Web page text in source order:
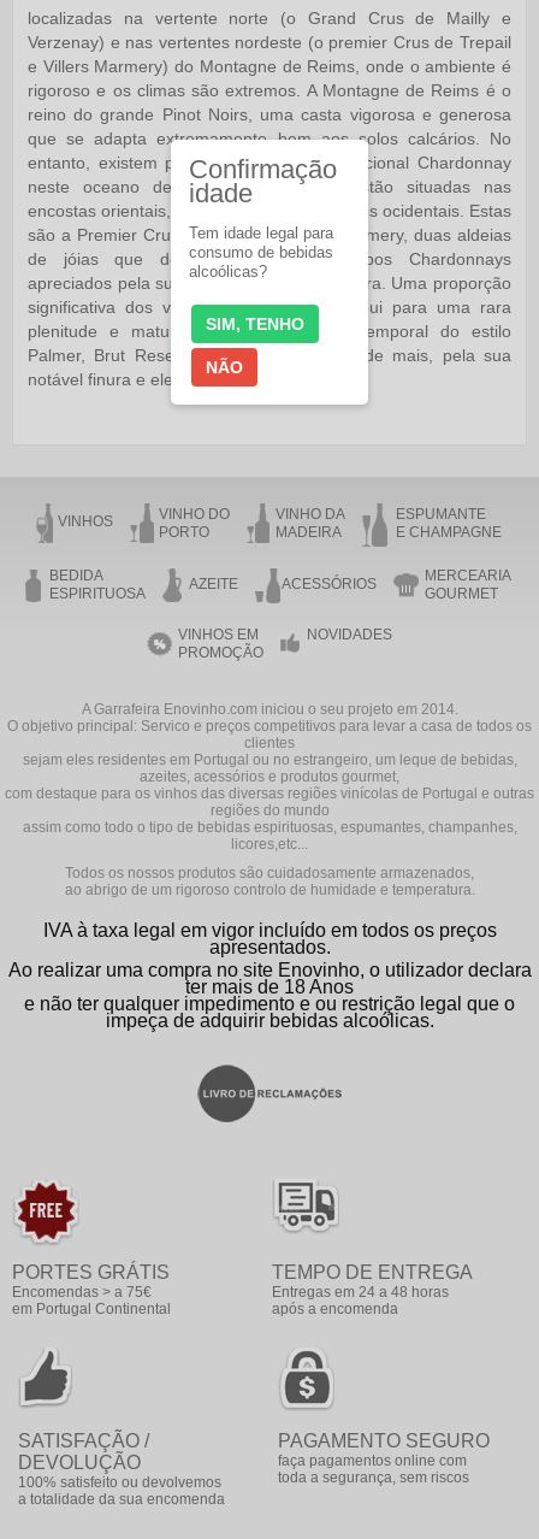
localizadas na vertente norte (o Grand Crus de Mailly e
Verzenay) e nas vertentes nordeste (o premier Crus de Trepail
e Villers Marmery) do Montagne de Reims, onde o ambiente é
rigoroso e os climas são extremos. A Montagne de Reims é o
reino do grande Pinot Noirs, uma casta vigorosa e generosa
que se adapta extremamente bem aos solos calcários. No
entanto, existem pequenas ilhas de excepcional Chardonnay
neste oceano de Pinot Noirs. Estas estão situadas nas
encostas orientais, bem abrigadas dos ventos ocidentais. Estas
são a Premier Crus de Trepail e Villers-Marmery, duas aldeias
de jóias que deram origem a soberbos Chardonnays
apreciados pela sua concentração e estrutura. Uma proporção
significativa dos vinhos de reserva contribui para uma rara
plenitude e maturidade. A assinatura intemporal do estilo
Palmer, Brut Reserva distingue-se, antes de mais, pela sua
notável finura e elegância.
VINHOS
VINHO DO
PORTO
VINHO DA
MADEIRA
ESPUMANTE
E CHAMPAGNE
BEDIDA
ESPIRITUOSA
AZEITE ACESSÓRIOS
MERCEARIA
GOURMET
VINHOS EM
PROMOÇÃO
NOVIDADES
A Garrafeira Enovinho.com iniciou o seu projeto em 2014.
O objetivo principal: Servico e preços competitivos para levar a casa de todos os
clientes
sejam eles residentes em Portugal ou no estrangeiro, um leque de bebidas,
azeites, acessórios e produtos gourmet,
com destaque para os vinhos das diversas regiões vinícolas de Portugal e outras
regiões do mundo
assim como todo o tipo de bebidas espirituosas, espumantes, champanhes,
licores,etc...
Todos os nossos produtos são cuidadosamente armazenados,
ao abrigo de um rigoroso controlo de humidade e temperatura.
IVA à taxa legal em vigor incluído em todos os preços
apresentados.
Ao realizar uma compra no site Enovinho, o utilizador declara
ter mais de 18 Anos
e não ter qualquer impedimento e ou restrição legal que o
impeça de adquirir bebidas alcoólicas.
PORTES GRÁTIS
Encomendas > a 75€
em Portugal Continental
TEMPO DE ENTREGA
Entregas em 24 a 48 horas
após a encomenda
SATISFAÇÃO /
DEVOLUÇÃO
100% satisfeito ou devolvemos
a totalidade da sua encomenda
PAGAMENTO SEGURO
faça pagamentos online com
toda a segurança, sem riscos
Confirmação
idade
Tem idade legal para
consumo de bebidas
alcoólicas?
SIM, TENHO
NÃO